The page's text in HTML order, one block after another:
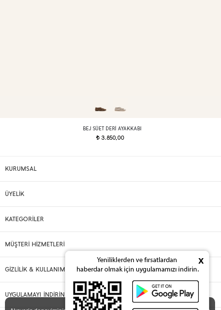
BEJ SÜET DERI AYAKKABI
t3.850,00
KURUMSAL
ÜYELİK
KATEGORİLER
MÜŞTERİ HİZMETLERİ
GİZLİLİK & KULLANIM
UYGULAMAYI İNDİRİN
x